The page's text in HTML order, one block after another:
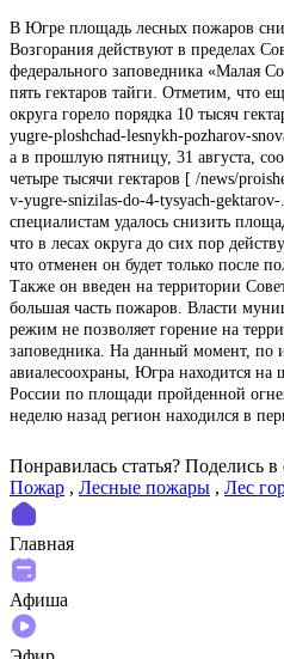
В Югре площадь лесных пожаров
Возгорания действуют в пределах
федерального заповедника «Малая
пять гектаров тайги. Отметим, что
округа горело порядка 10 тысяч
yugre-ploshchad-lesnykh-pozharov-
а в прошлую пятницу, 31 августа,
четыре тысячи гектаров [ /news/
v-yugre-snizilas-do-4-tysyach-
специалистам удалось снизить
что в лесах округа до сих пор
что отменен он будет только после
Также он введен на территории
большая часть пожаров. Власти
режим не позволяет горение на
заповедника. На данный момент, по
авиалесоохраны, Югра находится на
России по площади пройденной
неделю назад регион находился в
Понравилась статья? Поделиcь в
Пожар , Лесные пожары , Лес
Главная
Афиша